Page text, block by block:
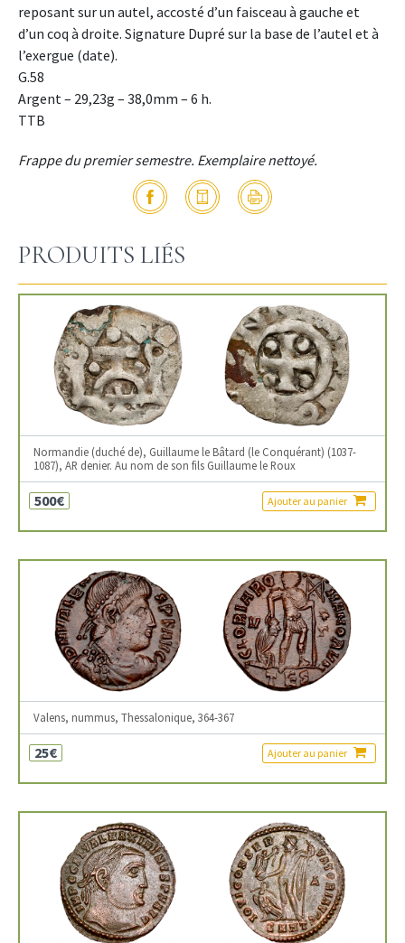
reposant sur un autel, accosté d’un faisceau à gauche et
d’un coq à droite. Signature Dupré sur la base de l’autel et à
l’exergue (date).
G.58
Argent – 29,23g – 38,0mm – 6 h.
TTB
Frappe du premier semestre. Exemplaire nettoyé.
PRODUITS LIÉS
Normandie (duché de), Guillaume le Bâtard (le Conquérant) (1037-
1087), AR denier. Au nom de son fils Guillaume le Roux
500€ Ajouter au panier
Valens, nummus, Thessalonique, 364-367
25€ Ajouter au panier